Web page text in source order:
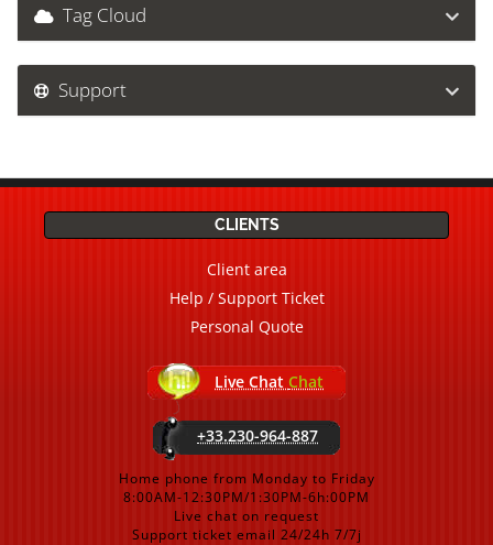
Tag Cloud
Support
CLIENTS
Client area
Help / Support Ticket
Personal Quote
Live Chat Chat
+33.230-964-887
Home phone from Monday to Friday
8:00AM-12:30PM/1:30PM-6h:00PM
Live chat on request
Support ticket email 24/24h 7/7j